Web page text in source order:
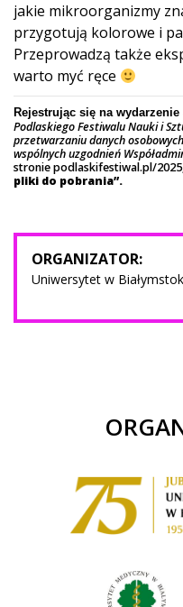
jakie mikroorganizmy
przygotują kolorowe i
Przeprowadzą także
warto myć ręce
Rejestrując się na
Podlaskiego Festiwalu Nauki i
przetwarzaniu danych
wspólnych uzgodnień
stronie podlaskifestiwal.pl/2025,
pliki do pobrania”.
ORGANIZATOR:
Uniwersytet w